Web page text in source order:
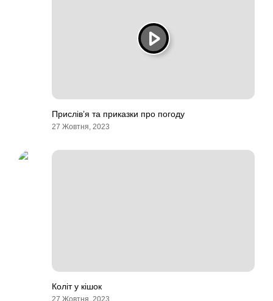
Прислів’я та приказки про погоду
27 Жовтня, 2023
Коліт у кішок
27 Жовтня, 2023